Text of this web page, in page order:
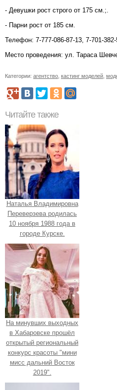
- Девушки рост строго от 175 см.;.
- Парни рост от 185 см.
Телефон: 7-777-086-87-13, 7-701-382-
Место проведения: ул. Тараса
Категории: агентство кастинг моделей
Читайте также
Наталья Владимировна
Переверзева родилась
10 ноября 1988 года в
городе Курске.
На минувших выходных
в Хабаровске прошёл
открытый региональный
конкурс красоты "мини
мисс дальний Восток
2019".